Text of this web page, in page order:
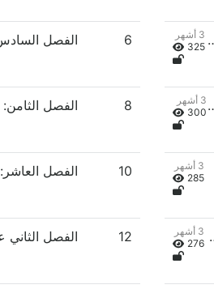
هذه العائلة المرموقة؟! 3 أشهر
325
6
تصنيفه عالي المستوى! قتل فوري! 3 أشهر
300
8
3 أشهر
285
10
قتل التنين! 3 أشهر
276
12